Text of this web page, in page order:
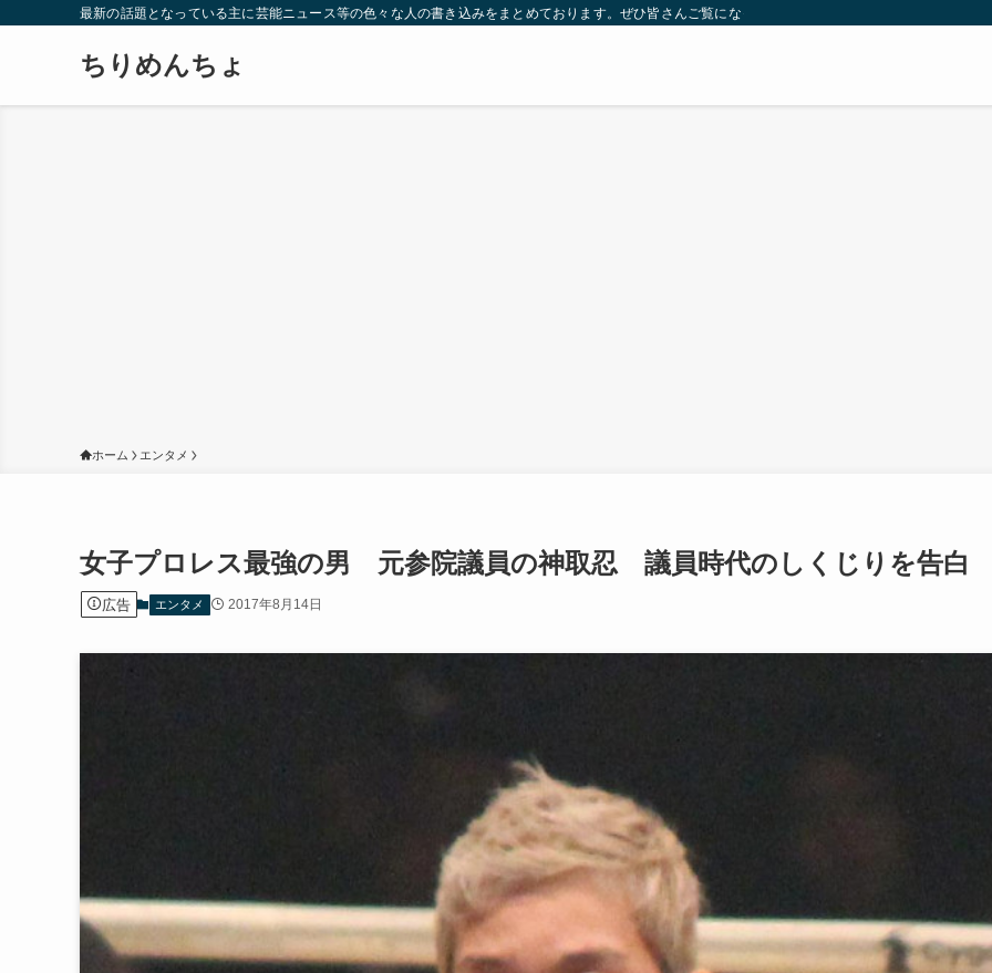
最新の話題となっている主に芸能ニュース等の色々な人の書き込みをまとめております。ぜひ皆さんご覧になっていってください。
ちりめんちょ
ホーム エンタメ
女子プロレス最強の男 元参院議員の神取忍 議員時代のしくじりを告白
広告 エンタメ 2017年8月14日